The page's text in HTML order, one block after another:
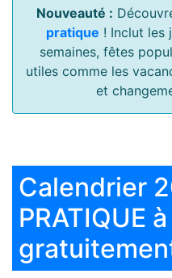
Nouveauté :
pratique ! Inclut les
semaines, fêtes
utiles comme les
et
Calendrier
PRATIQUE